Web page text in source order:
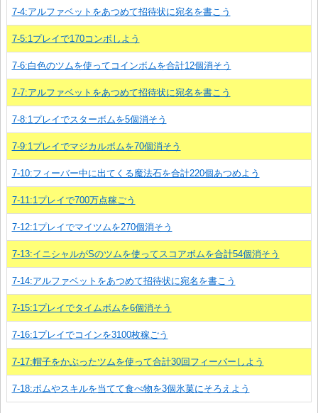
7-4:アルファベットをあつめて招待状に宛名を書こう
7-5:1プレイで170コンボしよう
7-6:白色のツムを使ってコインボムを合計12個消そう
7-7:アルファベットをあつめて招待状に宛名を書こう
7-8:1プレイでスターボムを5個消そう
7-9:1プレイでマジカルボムを70個消そう
7-10:フィーバー中に出てくる魔法石を合計220個あつめよう
7-11:1プレイで700万点稼ごう
7-12:1プレイでマイツムを270個消そう
7-13:イニシャルがSのツムを使ってスコアボムを合計54個消そう
7-14:アルファベットをあつめて招待状に宛名を書こう
7-15:1プレイでタイムボムを6個消そう
7-16:1プレイでコインを3100枚稼ごう
7-17:帽子をかぶったツムを使って合計30回フィーバーしよう
7-18:ボムやスキルを当てて食べ物を3個氷菓にそろえよう